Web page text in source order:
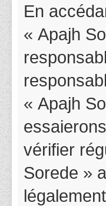
En
« Apajh
« Apajh
vérifier
Sorede »